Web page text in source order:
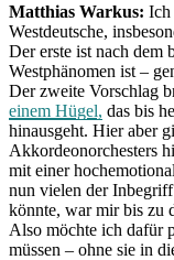
Matthias Warkus: Ich
Westdeutsche,
Der erste ist nach dem
Westphänomen ist –
Der zweite Vorschlag
einem Hügel, das bis
hinausgeht. Hier aber
Akkordeonorchesters
mit einer
nun vielen der
könnte, war mir bis zu
Also möchte ich dafür
müssen – ohne sie in